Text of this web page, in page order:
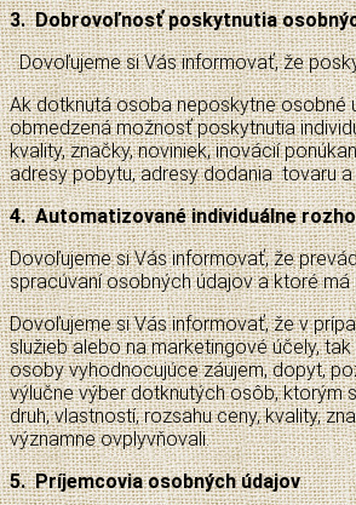
3. Dobrovoľnosť poskytnutia
Dovoľujeme si Vás informovať, že
Ak dotknutá osoba neposkytne osobné
obmedzená možnosť poskytnutia
kvality, značky, noviniek, inovácií
adresy pobytu, adresy dodania tovaru
4. Automatizované individuálne
Dovoľujeme si Vás informovať, že
spracúvaní osobných údajov a ktoré
Dovoľujeme si Vás informovať, že v
služieb alebo na marketingové účely,
osoby vyhodnocujúce záujem, dopyt,
výlučne výber dotknutých osôb, ktorým
druh, vlastností, rozsahu ceny, kvality,
významne ovplyvňovali.
5. Príjemcovia osobných údajov